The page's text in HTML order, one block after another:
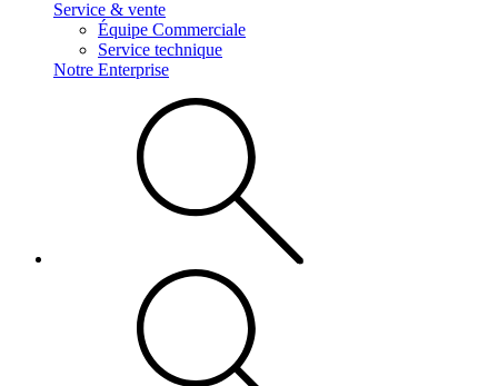
Service & vente
Équipe Commerciale
Service technique
Notre Enterprise